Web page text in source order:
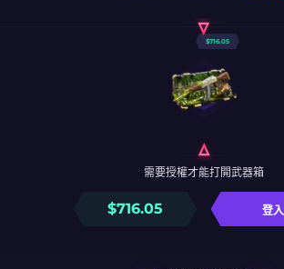
$716.05
$716.05 登入
需要授權才能打開武器箱